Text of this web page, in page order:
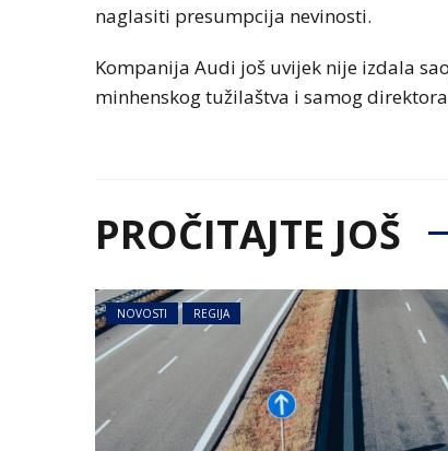
naglasiti presumpcija nevinosti.
Kompanija Audi još uvijek nije izdala
minhenskog tužilaštva i samog
PROČITAJTE JOŠ
NOVOSTI REGIJA